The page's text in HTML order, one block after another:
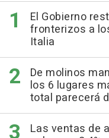
El Gobierno
fronterizos a
Italia
De molinos
los 6 lugares
total parecerá
Las ventas de